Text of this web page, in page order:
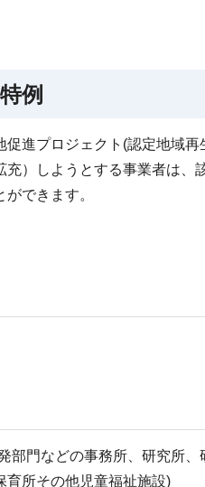
例
進プロジェクト(認定地域再
）しようとする事業者は、
できます。
門などの事務所、研究所、
育所その他児童福祉施設)